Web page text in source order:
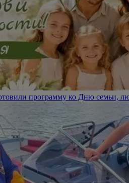
программу ко Дню семьи,